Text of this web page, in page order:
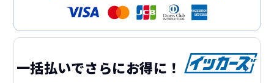
一括払いでさらにお得に！